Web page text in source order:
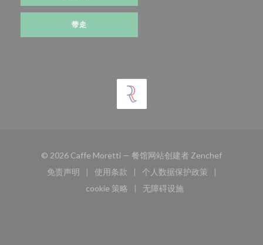
带走
© 2026 Caffe Moretti — 餐馆网站创建者 Zenchef((在新窗口
免责声明
((在新窗口中打开))
使用条款
((在新窗口中打开))
个人数据保护政策
((在新窗口中打开))
cookie 策略
((在新窗口中打开))
无障碍设施
((在新窗口中打开))